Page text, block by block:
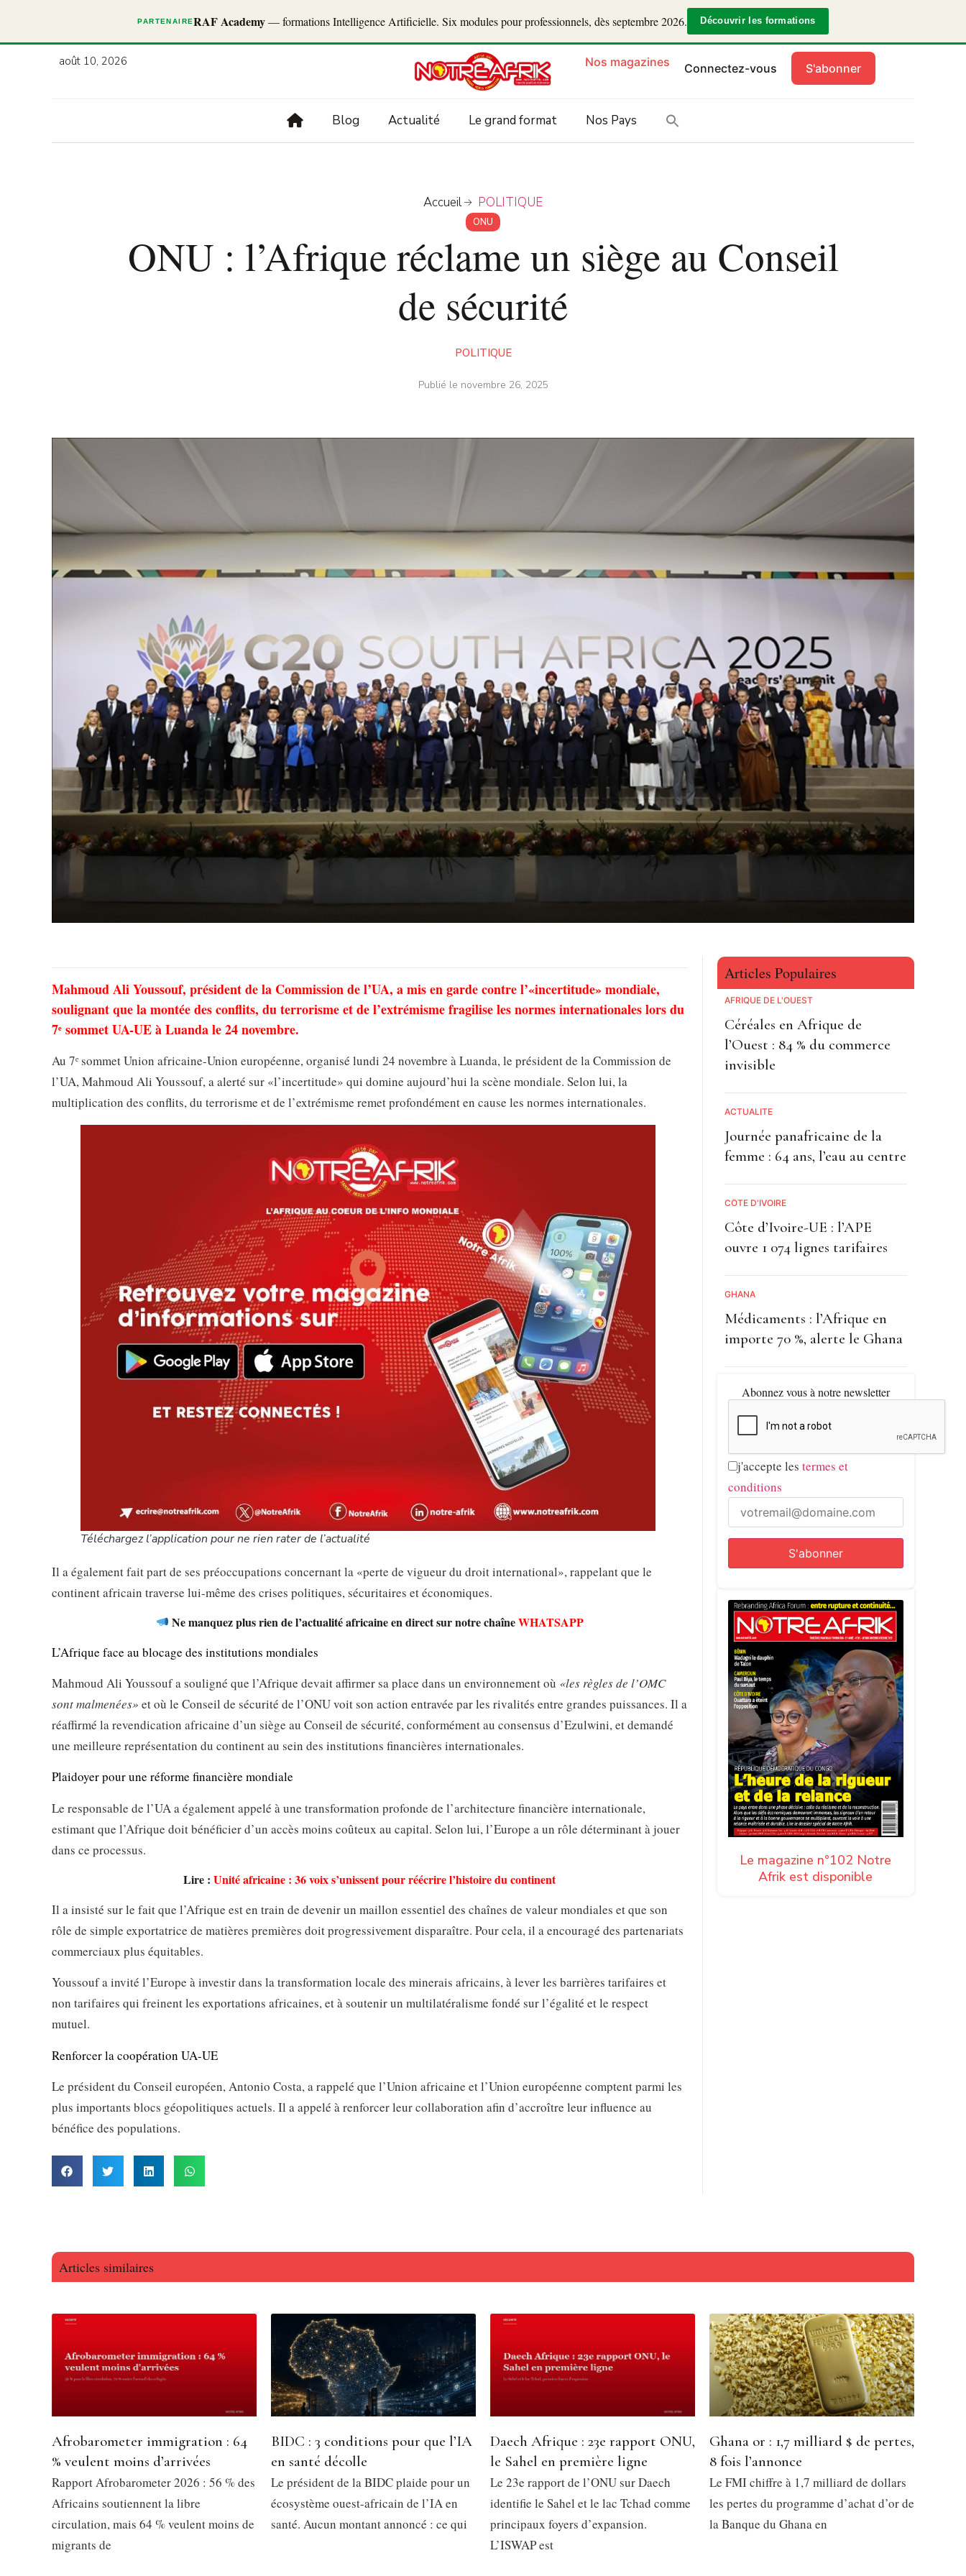
PARTENAIRERAF Academy— formations Intelligence Artificielle. Six modules pour professionnels, dès septembre 2026. Découvrir les formations
août 10, 2026 Nos magazines Connectez-vous S'abonner
Blog Actualité Le grand format Nos Pays
Accueil POLITIQUE
ONU
ONU : l’Afrique réclame un siège au Conseil
de sécurité
POLITIQUE
Publié le novembre 26, 2025
Mahmoud Ali Youssouf, président de la Commission de l’UA, a mis en garde contre l’«incertitude» mondiale,
soulignant que la montée des conflits, du terrorisme et de l’extrémisme fragilise les normes internationales lors du
7ᵉ sommet UA-UE à Luanda le 24 novembre.
Au 7ᵉ sommet Union africaine-Union européenne, organisé lundi 24 novembre à Luanda, le président de la Commission de
l’UA, Mahmoud Ali Youssouf, a alerté sur «l’incertitude» qui domine aujourd’hui la scène mondiale. Selon lui, la
multiplication des conflits, du terrorisme et de l’extrémisme remet profondément en cause les normes internationales.
Téléchargez l’application pour ne rien rater de l’actualité
Il a également fait part de ses préoccupations concernant la «perte de vigueur du droit international», rappelant que le
continent africain traverse lui-même des crises politiques, sécuritaires et économiques.
Ne manquez plus rien de l’actualité africaine en direct sur notre chaîneWHATSAPP
L’Afrique face au blocage des institutions mondiales
Mahmoud Ali Youssouf a souligné que l’Afrique devait affirmer sa place dans un environnement où «les règles de l’OMC
sont malmenées» et où le Conseil de sécurité de l’ONU voit son action entravée par les rivalités entre grandes puissances. Il a
réaffirmé la revendication africaine d’un siège au Conseil de sécurité, conformément au consensus d’Ezulwini, et demandé
une meilleure représentation du continent au sein des institutions financières internationales.
Plaidoyer pour une réforme financière mondiale
Le responsable de l’UA a également appelé à une transformation profonde de l’architecture financière internationale,
estimant que l’Afrique doit bénéficier d’un accès moins coûteux au capital. Selon lui, l’Europe a un rôle déterminant à jouer
dans ce processus.
Lire :Unité africaine : 36 voix s’unissent pour réécrire l’histoire du continent
Il a insisté sur le fait que l’Afrique est en train de devenir un maillon essentiel des chaînes de valeur mondiales et que son
rôle de simple exportatrice de matières premières doit progressivement disparaître. Pour cela, il a encouragé des partenariats
commerciaux plus équitables.
Youssouf a invité l’Europe à investir dans la transformation locale des minerais africains, à lever les barrières tarifaires et
non tarifaires qui freinent les exportations africaines, et à soutenir un multilatéralisme fondé sur l’égalité et le respect
mutuel.
Renforcer la coopération UA-UE
Le président du Conseil européen, Antonio Costa, a rappelé que l’Union africaine et l’Union européenne comptent parmi les
plus importants blocs géopolitiques actuels. Il a appelé à renforcer leur collaboration afin d’accroître leur influence au
bénéfice des populations.
Articles Populaires
AFRIQUE DE L'OUEST
Céréales en Afrique de
l’Ouest : 84 % du commerce
invisible
ACTUALITE
Journée panafricaine de la
femme : 64 ans, l’eau au centre
CÔTE D'IVOIRE
Côte d’Ivoire-UE : l’APE
ouvre 1 074 lignes tarifaires
GHANA
Médicaments : l’Afrique en
importe 70 %, alerte le Ghana
Abonnez vous à notre newsletter
j'accepte les termes et
conditions
Le magazine n°102 Notre
Afrik est disponible
Articles similaires
Afrobarometer immigration : 64
% veulent moins d’arrivées
Rapport Afrobarometer 2026 : 56 % des
Africains soutiennent la libre
circulation, mais 64 % veulent moins de
migrants de
BIDC : 3 conditions pour que l’IA
en santé décolle
Le président de la BIDC plaide pour un
écosystème ouest-africain de l’IA en
santé. Aucun montant annoncé : ce qui
Daech Afrique : 23e rapport ONU,
le Sahel en première ligne
Le 23e rapport de l’ONU sur Daech
identifie le Sahel et le lac Tchad comme
principaux foyers d’expansion.
L’ISWAP est
Ghana or : 1,7 milliard $ de pertes,
8 fois l’annonce
Le FMI chiffre à 1,7 milliard de dollars
les pertes du programme d’achat d’or de
la Banque du Ghana en